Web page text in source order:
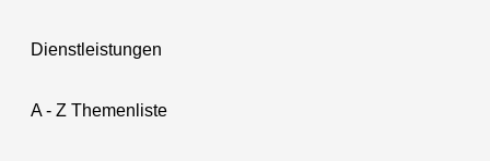
Dienstleistungen
A - Z Themenliste